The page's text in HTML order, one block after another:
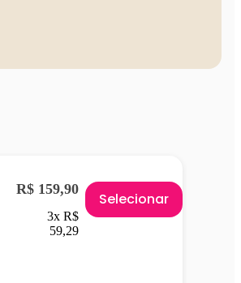
R$ 159,90
3x R$
59,29
Selecionar